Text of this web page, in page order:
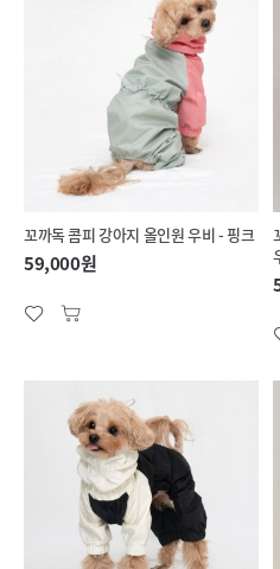
꼬까독 콤피 강아지 올인원 우비 - 핑크
59,000원